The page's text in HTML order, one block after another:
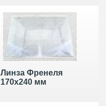
(3х)
Линза Френеля
170х240 мм